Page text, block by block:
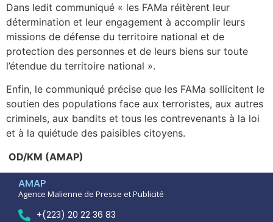
Dans ledit communiqué « les FAMa réitèrent leur
détermination et leur engagement à accomplir leurs
missions de défense du territoire national et de
protection des personnes et de leurs biens sur toute
l’étendue du territoire national ».
Enfin, le communiqué précise que les FAMa sollicitent le
soutien des populations face aux terroristes, aux autres
criminels, aux bandits et tous les contrevenants à la loi
et à la quiétude des paisibles citoyens.
OD/KM (AMAP)
AMAP
Agence Malienne de Presse et Publicité
+(223) 20 22 36 83